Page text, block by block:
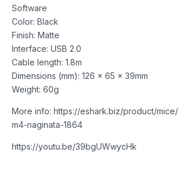
Software
Color: Black
Finish: Matte
Interface: USB 2.0
Cable length: 1.8m
Dimensions (mm): 126 x 65 x 39mm
Weight: 60g
More info: https://eshark.biz/product/
m4-naginata-1864
https://youtu.be/39bgUWwycHk